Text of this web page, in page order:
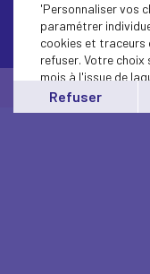
'Personnaliser vos
paramétrer
cookies et traceurs
refuser. Votre choix
mois à l'issue de
affiché..
Vous pouvez
Refuser